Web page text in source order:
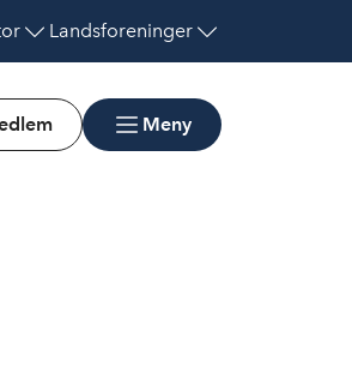
Landsforeninger
Meny